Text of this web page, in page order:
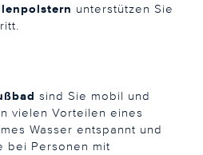
unterstützen Sie
sind Sie mobil und
vielen Vorteilen eines
Wasser entspannt und
bei Personen mit